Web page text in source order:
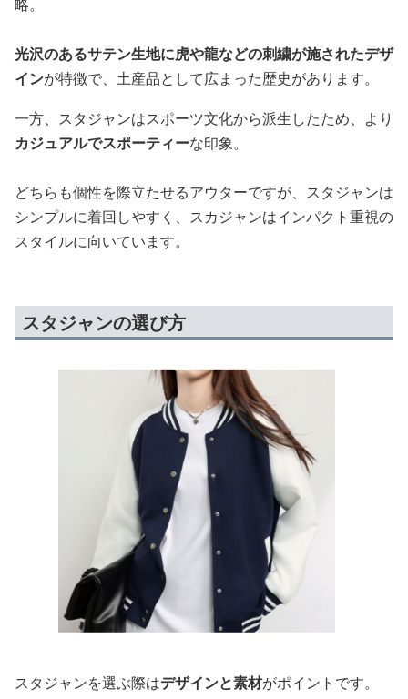
略。
光沢のあるサテン生地に虎や龍などの刺繍が施されたデザ
インが特徴で、土産品として広まった歴史があります。
一方、スタジャンはスポーツ文化から派生したため、より
カジュアルでスポーティーな印象。
どちらも個性を際立たせるアウターですが、スタジャンは
シンプルに着回しやすく、スカジャンはインパクト重視の
スタイルに向いています。
スタジャンの選び方
スタジャンを選ぶ際はデザインと素材がポイントです。